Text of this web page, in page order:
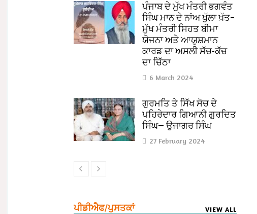
ਪੰਜਾਬ ਦੇ ਮੁੱਖ ਮੰਤਰੀ ਭਗਵੰਤ
ਸਿੰਘ ਮਾਨ ਦੇ ਨਾਂਅ ਖੁੱਲਾ ਖ਼ੱਤ–
ਮੁੱਖ ਮੰਤਰੀ ਸਿਹਤ ਬੀਮਾ
ਯੋਜਨਾ ਅਤੇ ਆਯੁਸ਼ਮਾਨ
ਕਾਰਡ ਦਾ ਅਸਲੀ ਸੱਚ-ਕੱਚ
ਦਾ ਚਿੱਠਾ
6 March 2024
ਗੁਰਮਤਿ ਤੇ ਸਿੱਖ ਸੋਚ ਦੇ
ਪਹਿਰੇਦਾਰ ਗਿਆਨੀ ਗੁਰਦਿਤ
ਸਿੰਘ— ਉਜਾਗਰ ਸਿੰਘ
27 February 2024
ਪੀਡੀਐਫ/ਪੁਸਤਕਾਂ VIEW ALL